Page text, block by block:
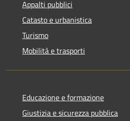
Appalti pubblici
Catasto e urbanistica
Turismo
Mobilità e trasporti
Educazione e formazione
Giustizia e sicurezza pubblica